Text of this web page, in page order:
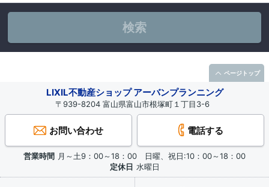
検索
LIXIL不動産ショップ アーバンプランニング
〒939-8204 富山県富山市根塚町１丁目3-6
お問い合わせ 電話する
営業時間 月～土9：00～18：00 日曜、祝日:10：00～18：00
定休日 水曜日
ページトップ